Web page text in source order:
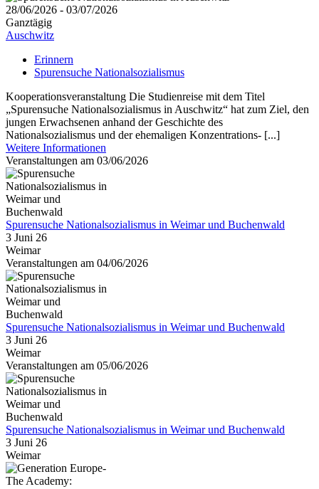
28/06/2026 - 03/07/2026
Ganztägig
Auschwitz
Erinnern
Spurensuche Nationalsozialismus
Kooperationsveranstaltung Die Studienreise mit dem Titel
„Spurensuche Nationalsozialismus in Auschwitz“ hat zum Ziel, den
jungen Erwachsenen anhand der Geschichte des
Nationalsozialismus und der ehemaligen Konzentrations- [...]
Weitere Informationen
Veranstaltungen am 03/06/2026
Spurensuche Nationalsozialismus in Weimar und Buchenwald
3 Juni 26
Weimar
Veranstaltungen am 04/06/2026
Spurensuche Nationalsozialismus in Weimar und Buchenwald
3 Juni 26
Weimar
Veranstaltungen am 05/06/2026
Spurensuche Nationalsozialismus in Weimar und Buchenwald
3 Juni 26
Weimar